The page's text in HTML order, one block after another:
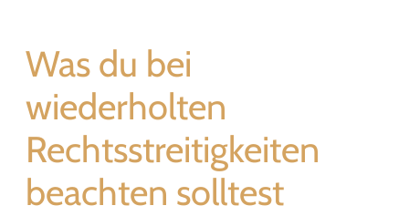
Was du bei
wiederholten
Rechtsstreitigkeiten
beachten solltest